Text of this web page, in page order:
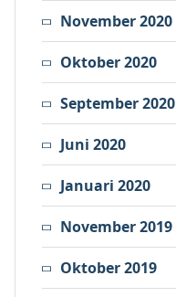
November 2020
Oktober 2020
September 2020
Juni 2020
Januari 2020
November 2019
Oktober 2019